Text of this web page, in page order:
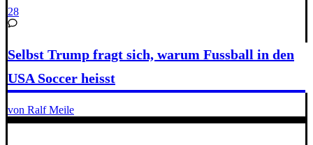
28
Selbst Trump fragt sich, warum Fussball in den
USA Soccer heisst
von Ralf Meile